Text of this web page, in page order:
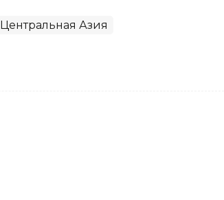
Центральная Азия